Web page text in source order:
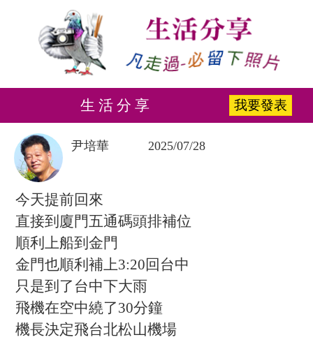
生 活 分 享 我要發表
尹培華 2025/07/28
今天提前回來
直接到廈門五通碼頭排補位
順利上船到金門
金門也順利補上3:20回台中
只是到了台中下大雨
飛機在空中繞了30分鐘
機長決定飛台北松山機場